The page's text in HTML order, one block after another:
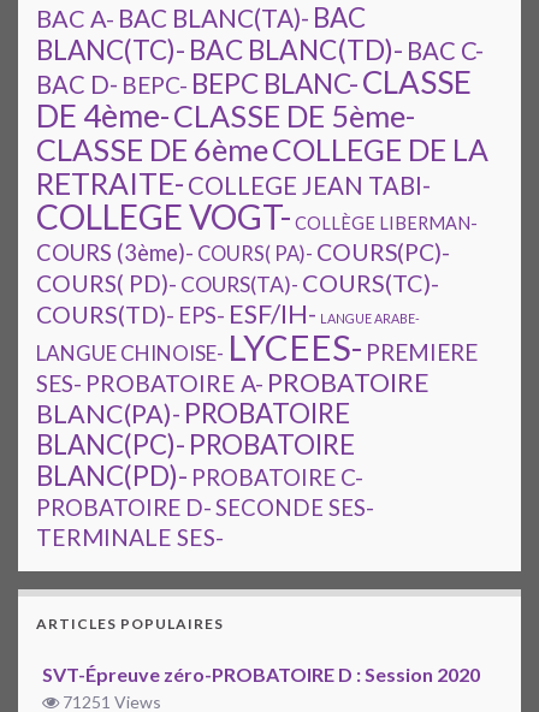
BAC A- BAC BLANC(TA)- BAC
BLANC(TC)- BAC BLANC(TD)- BAC C-
BAC D- BEPC- BEPC BLANC-CLASSE
DE 4ème-CLASSE DE 5ème-
CLASSE DE 6èmeCOLLEGE DE LA
RETRAITE- COLLEGE JEAN TABI-
COLLEGE VOGT- COLLÈGE LIBERMAN-
COURS (3ème)- COURS( PA)- COURS(PC)-
COURS( PD)- COURS(TA)- COURS(TC)-
COURS(TD)- EPS- ESF/IH- LANGUE ARABE-
LANGUE CHINOISE- LYCEES- PREMIERE
SES- PROBATOIRE A- PROBATOIRE
BLANC(PA)- PROBATOIRE
BLANC(PC)- PROBATOIRE
BLANC(PD)- PROBATOIRE C-
PROBATOIRE D-SECONDE SES-
TERMINALE SES-
ARTICLES POPULAIRES
SVT-Épreuve zéro-PROBATOIRE D : Session 2020
71251 Views